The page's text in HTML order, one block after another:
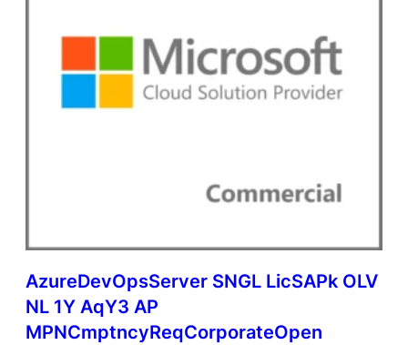
AzureDevOpsServer SNGL LicSAPk OLV
NL 1Y AqY3 AP
MPNCmptncyReqCorporateOpen